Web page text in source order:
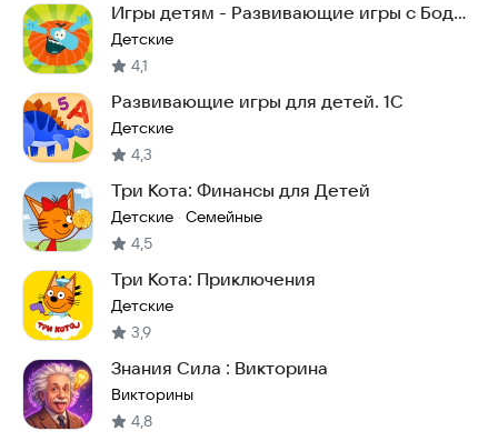
Игры детям - Развивающие игры с Бодо
Бородо
Детские
4,1
Развивающие игры для детей. 1С
Детские
4,3
Три Кота: Финансы для Детей
Детские · Семейные
4,5
Три Кота: Приключения
Детские
3,9
Знания Сила : Викторина
Викторины
4,8